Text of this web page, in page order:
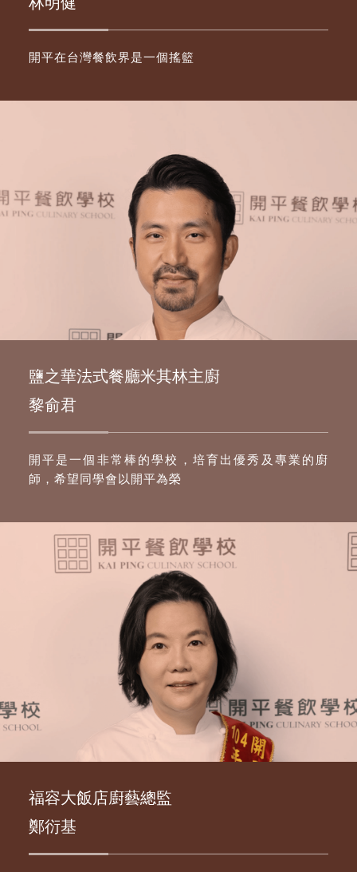
開平在台灣餐飲界是一個搖籃
鹽之華法式餐廳米其林主廚
黎俞君
開平是一個非常棒的學校，培育出優秀及專業的廚
師，希望同學會以開平為榮
福容大飯店廚藝總監
鄭衍基